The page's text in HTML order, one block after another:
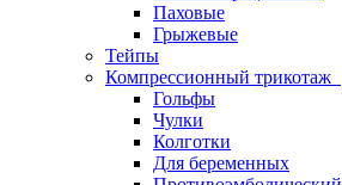
Паховые
Грыжевые
Тейпы
Компрессионный трикотаж
Гольфы
Чулки
Колготки
Для беременных